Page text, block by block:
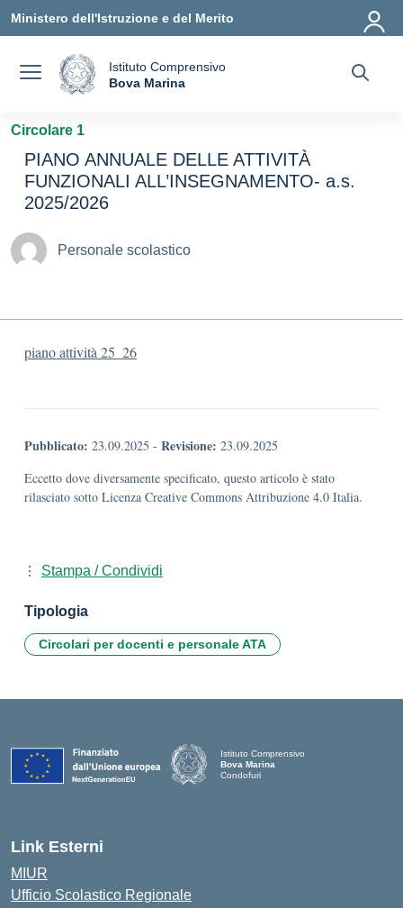
Ministero dell'Istruzione e del Merito
Istituto Comprensivo
Bova Marina
Circolare 1
PIANO ANNUALE DELLE ATTIVITÀ
FUNZIONALI ALL’INSEGNAMENTO- a.s.
2025/2026
Personale scolastico
piano attività 25_26
Pubblicato: 23.09.2025 - Revisione: 23.09.2025
Eccetto dove diversamente specificato, questo articolo è stato
rilasciato sotto Licenza Creative Commons Attribuzione 4.0 Italia.
Stampa / Condividi
Tipologia
Circolari per docenti e personale ATA
Istituto Comprensivo
Bova Marina
Condofuri
Link Esterni
MIUR
Ufficio Scolastico Regionale